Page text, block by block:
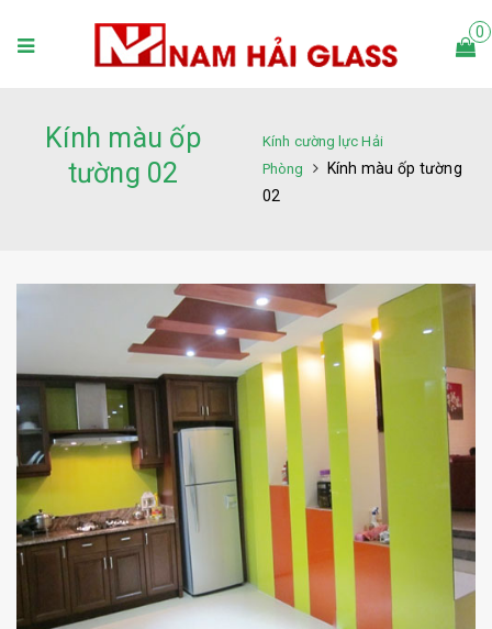
0
Kính màu ốp
tường 02
Kính cường lực Hải
Phòng
Kính màu ốp tường
02